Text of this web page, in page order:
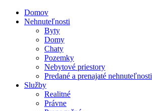
Domov
Nehnuteľnosti
Byty
Domy
Chaty
Pozemky
Nebytové priestory
Predané a prenajaté nehnuteľnosti
Služby
Realitné
Právne